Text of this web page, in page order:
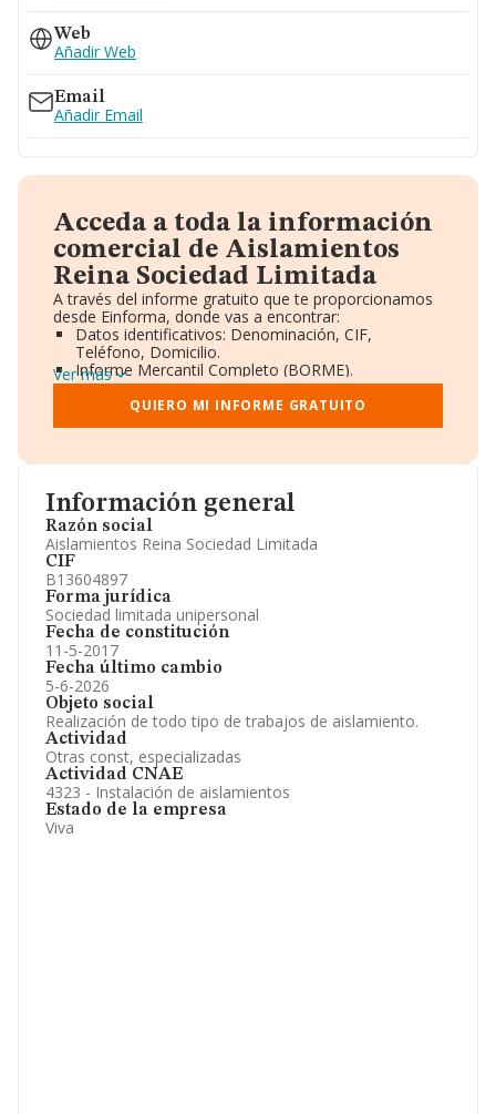
Información general
Razón social
Aislamientos Reina Sociedad Limitada
CIF
B13604897
Forma jurídica
Sociedad limitada unipersonal
Fecha de constitución
11-5-2017
Fecha último cambio
5-6-2026
Objeto social
Realización de todo tipo de trabajos de aislamiento.
Actividad
Otras const, especializadas
Actividad CNAE
4323 - Instalación de aislamientos
Estado de la empresa
Viva
Web
Añadir Web
Email
Añadir Email
Acceda a toda la información
comercial de Aislamientos
Reina Sociedad Limitada
A través del informe gratuito que te proporcionamos
desde Einforma, donde vas a encontrar:
Datos identificativos: Denominación, CIF,
Teléfono, Domicilio.
Informe Mercantil Completo (BORME).
Gráficos de Evolución Ventas y Empleados.
Consejo de Administración y Administradores.
Directivos y Ejecutivos.
Información oficial y registral complementaria.
Ver más
QUIERO MI INFORME GRATUITO